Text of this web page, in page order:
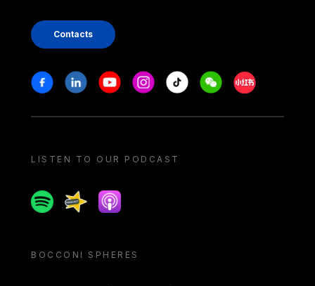
Contacts
Stay in touch
FacebookLinkedinYoutubeInstagram
Tiktok WeechatXiaohongshu/
LISTEN TO OUR PODCAST
SpotifySpreakerApple podcast
BOCCONI SPHERES